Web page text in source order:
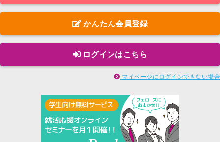
かんたん会員登録
ログインはこちら
マイページにログインできない場合